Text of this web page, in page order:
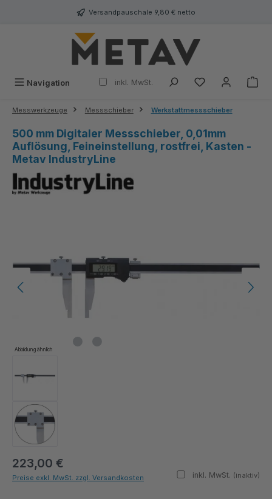
Versandpauschale 9,80 € netto
Navigation inkl. MwSt.
Messwerkzeuge Messschieber Werkstattmessschieber
500 mm Digitaler Messschieber, 0,01mm
Auflösung, Feineinstellung, rostfrei, Kasten -
Metav IndustryLine
Abbildung ähnlich
223,00 €
inkl. MwSt. (inaktiv)
Preise exkl. MwSt. zzgl. Versandkosten